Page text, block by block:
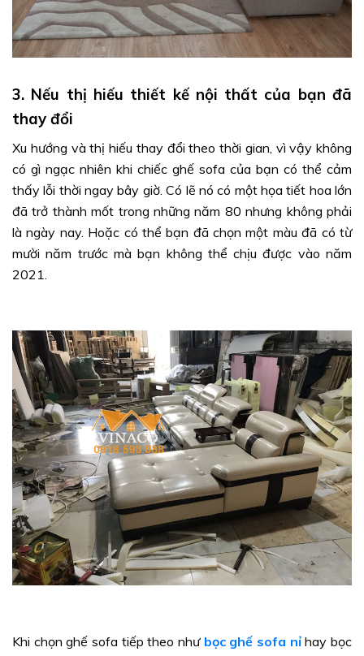
3. Nếu thị hiếu thiết kế nội thất của bạn đã
thay đổi
Xu hướng và thị hiếu thay đổi theo thời gian, vì vậy không
có gì ngạc nhiên khi chiếc ghế sofa của bạn có thể cảm
thấy lỗi thời ngay bây giờ. Có lẽ nó có một họa tiết hoa lớn
đã trở thành mốt trong những năm 80 nhưng không phải
là ngày nay. Hoặc có thể bạn đã chọn một màu đã có từ
mười năm trước mà bạn không thể chịu được vào năm
2021.
Khi chọn ghế sofa tiếp theo như bọc ghế sofa nỉhay bọc